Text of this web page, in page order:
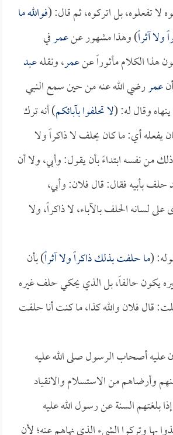
لا تفعلوه، بل اتركوه، ثم قال: (فوالله ما
آثراً) وهذا مشهور عنعمرفي
هذا الكلام مأثوراً عنعمر، ونقلهعبد
عمررضي الله عنه من حين سمع النبي
وقال له: (لا تحلفوا بآبائكم) أنه ترك
يفعله أي: ما كان يحلف لا ذاكراً ولا
من نفسه ابتداءً بأن يقول: وأبي، ولا أن
بأبيه فقال: قال فلان: وأبي،
لسانه الحلف بالآباء، لا ذاكراً، ولا
(ما حلفت بذلك ذاكراً ولا آثراً) بأن
يكون حالفاً، بل الذي يحكي حلف غيره
قال فلان والله كذا، ما كنت أنا حلفت
عليه أصحاب الرسول صلى الله عليه
وأرضاهم من الاستسلام والانقياد
بلغتهم السنة عن رسول الله عليه